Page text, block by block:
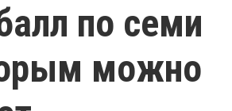
по семи
можно